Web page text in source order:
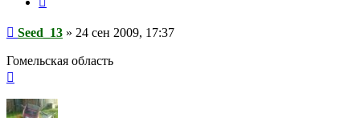
Сообщение
Seed_13 » 24 сен 2009, 17:37
Гомельская область
началу